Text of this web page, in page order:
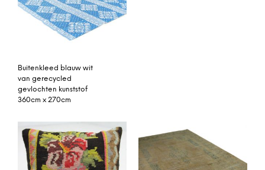
Buitenkleed blauw wit
van gerecycled
gevlochten kunststof
360cm x 270cm